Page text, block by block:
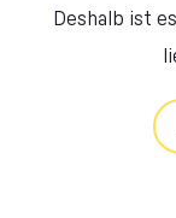
Deshalb ist